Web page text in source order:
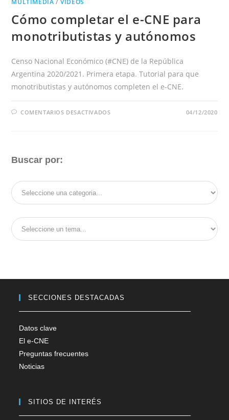
MULTIMEDIA /VIDEOS
Cómo completar el e-CNE para
monotributistas y autónomos
Censo Nacional Económico (#CNE) de la República
Argentina 2020/2021. Primera etapa. Tutorial para que
monotributistas y autónomos completen el e-CNE.
COMENTARIOS DESACTIVADOSEN 04/12/2020
Buscar por:
SECCIONES DESTACADAS
Datos clave
El e-CNE
Preguntas frecuentes
Noticias
SITIOS DE INTERÉS